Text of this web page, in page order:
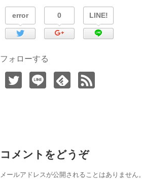
error 0 LINE!
フォローする
コメントをどうぞ
メールアドレスが公開されることはありません。